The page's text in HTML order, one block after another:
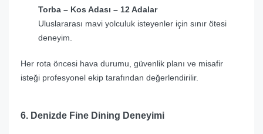
Torba – Kos Adası – 12 Adalar
Uluslararası mavi yolculuk isteyenler için sınır ötesi
deneyim.
Her rota öncesi hava durumu, güvenlik planı ve misafir
isteği profesyonel ekip tarafından değerlendirilir.
6. Denizde Fine Dining Deneyimi